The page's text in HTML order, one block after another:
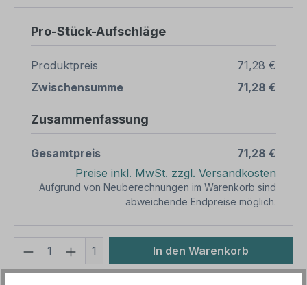
Pro-Stück-Aufschläge
Produktpreis
71,28 €
Zwischensumme
71,28 €
Zusammenfassung
Gesamtpreis
71,28 €
Preise inkl. MwSt. zzgl. Versandkosten
Aufgrund von Neuberechnungen im Warenkorb sind
abweichende Endpreise möglich.
Produkt Anzahl: Gib den
1 In den Warenkorb